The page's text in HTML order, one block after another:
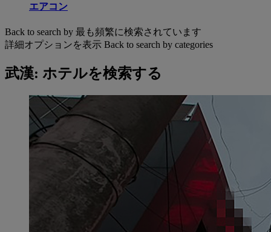
エアコン
Back to search by 最も頻繁に検索されています
詳細オプションを表示 Back to search by categories
武漢: ホテルを検索する